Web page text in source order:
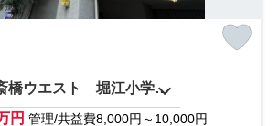
レジディア心斎橋ウエスト 堀江小学校区
円 管理/共益費8,000円～10,000円